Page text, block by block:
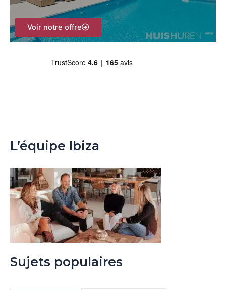
r
:
Voir notre offre
L’équipe Ibiza
Sujets populaires